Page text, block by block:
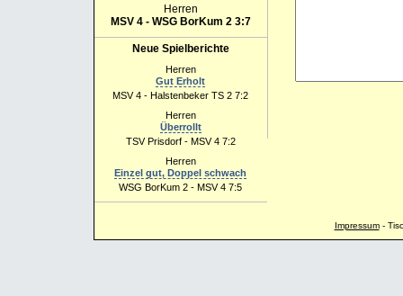
Herren
MSV 4 - WSG BorKum 2 3:7
Neue Spielberichte
Herren
Gut Erholt
MSV 4 - Halstenbeker TS 2 7:2
Herren
Überrollt
TSV Prisdorf - MSV 4 7:2
Herren
Einzel gut, Doppel schwach
WSG BorKum 2 - MSV 4 7:5
Impressum-